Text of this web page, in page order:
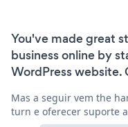
You've made great
business online by
WordPress website.
Mas a seguir vem the
turn e oferecer suporte